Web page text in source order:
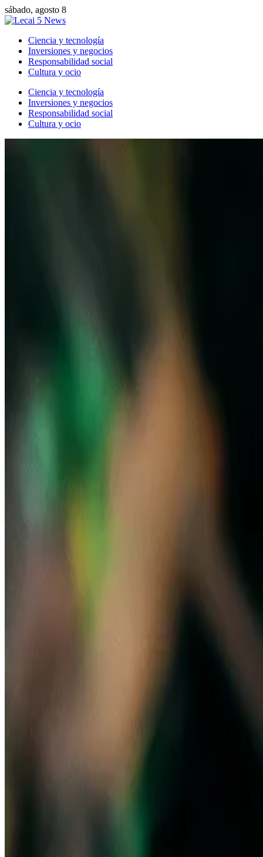
sábado, agosto 8
Ciencia y tecnología
Inversiones y negocios
Responsabilidad social
Cultura y ocio
Ciencia y tecnología
Inversiones y negocios
Responsabilidad social
Cultura y ocio